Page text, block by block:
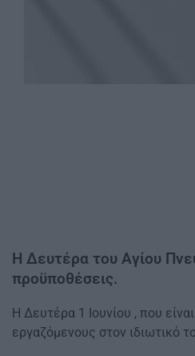
Η Δευτέρα του Αγίου
προϋποθέσεις.
Η Δευτέρα 1 Ιουνίου , που
εργαζόμενους στον ιδιωτικό